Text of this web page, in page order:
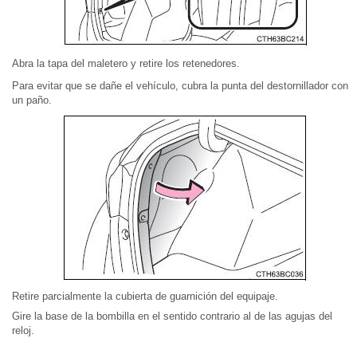
Abra la tapa del maletero y retire los retenedores.
Para evitar que se dañe el vehículo, cubra la punta del destornillador con
un paño.
Retire parcialmente la cubierta de guarnición del equipaje.
Gire la base de la bombilla en el sentido contrario al de las agujas del
reloj.